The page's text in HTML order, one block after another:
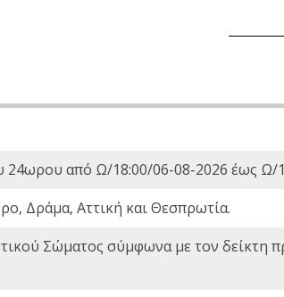
24ωρου από Ω/18:00/06-08-2026 έως Ω/
Δράμα, Αττική και Θεσπρωτία.
Σώματος σύμφωνα με τον δείκτη